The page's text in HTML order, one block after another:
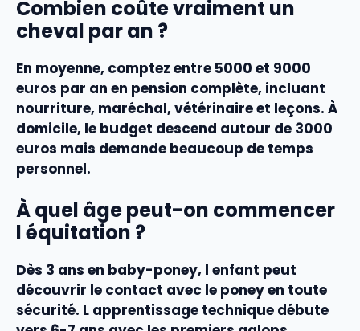
Combien coûte vraiment un
cheval par an ?
En moyenne, comptez entre 5000 et 9000
euros par an en pension complète, incluant
nourriture, maréchal, vétérinaire et leçons. À
domicile, le budget descend autour de 3000
euros mais demande beaucoup de temps
personnel.
À quel âge peut-on commencer
l équitation ?
Dès 3 ans en baby-poney, l enfant peut
découvrir le contact avec le poney en toute
sécurité. L apprentissage technique débute